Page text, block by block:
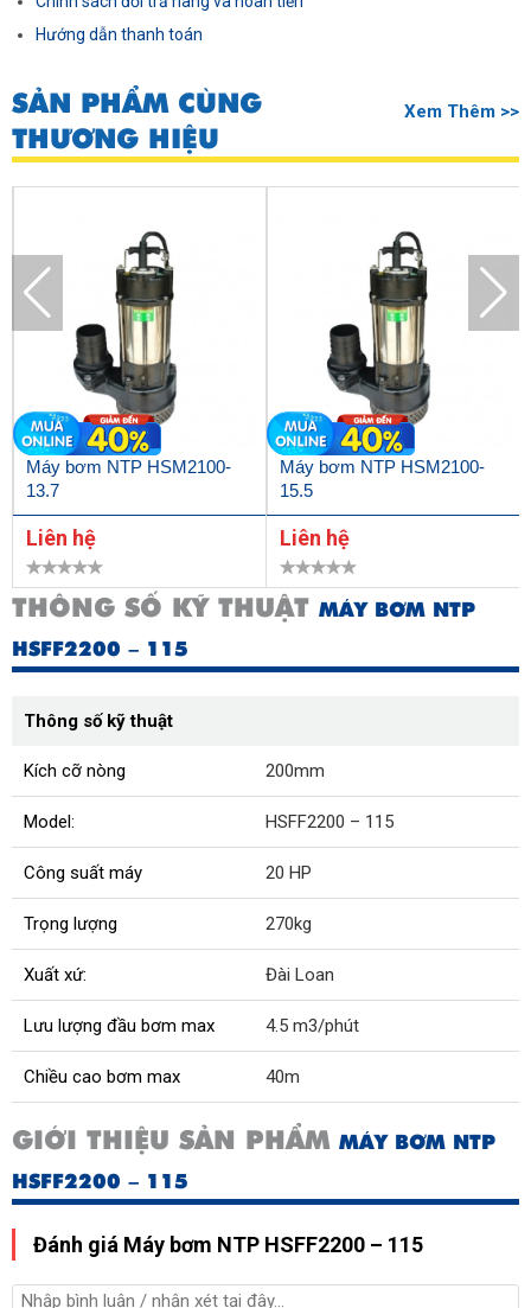
Hướng dẫn thanh toán
SẢN PHẨM CÙNG
THƯƠNG HIỆU
Xem Thêm >>
Máy bơm NTP HSM2100-
13.7
Liên hệ
Máy bơm NTP HSM2100-
15.5
Liên hệ
THÔNG SỐ KỸ THUẬT MÁY BƠM NTP
HSFF2200 – 115
Thông số kỹ thuật
Kích cỡ nòng 200mm
Model: HSFF2200 – 115
Công suất máy 20 HP
Trọng lượng 270kg
Xuất xứ: Đài Loan
Lưu lượng đầu bơm max 4.5 m3/phút
Chiều cao bơm max 40m
GIỚI THIỆU SẢN PHẨM MÁY BƠM NTP
HSFF2200 – 115
Đánh giá Máy bơm NTP HSFF2200 – 115